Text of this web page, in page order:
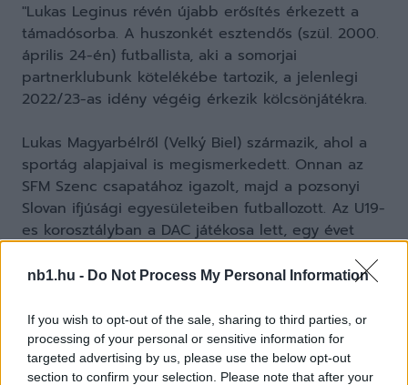
nb1.hu - Do Not Process My Personal Information
If you wish to opt-out of the sale, sharing to third parties, or
processing of your personal or sensitive information for
targeted advertising by us, please use the below opt-out
section to confirm your selection. Please note that after your
"Lukas Leginus révén újabb erősítés érkezett a
támadósorba. A huszonkét esztendős (szül. 2000.
április 24-én) futballista, aki a somorjai
partnerklubunk kötelékébe tartozik, a jelenlegi
2022/23-as idény végéig érkezik kölcsönjátékra.
Lukas Magyarbélről (Velký Biel) származik, ahol a
sportág alapjaival is megismerkedett. Onnan az
SFM Szenc csapatához igazolt, majd a pozsonyi
Slovan ifjúsági egyesületeiben futballozott. Az U19-
es korosztályban a DAC játékosa lett, egy évet
igazolt, ahol a 2. ligás gárda kulcsemberévé vált. A
A legutóbbi idényben a Slovnaft Cup mérkőzésén
7 gót lőtt a Szepesbéla (Spišská Belá) otthonában,
ami a mai napig rekord a kupasorozatban.